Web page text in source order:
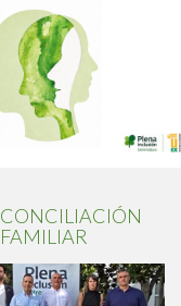
CONCILIACIÓN
FAMILIAR